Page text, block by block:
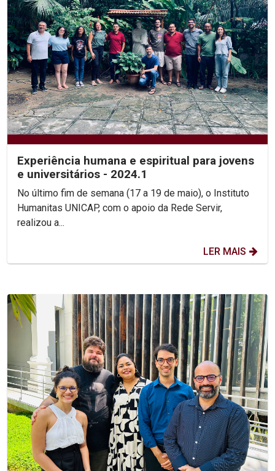
Experiência humana e espiritual para jovens
e universitários - 2024.1
No último fim de semana (17 a 19 de maio), o Instituto
Humanitas UNICAP, com o apoio da Rede Servir,
realizou a...
LER MAIS